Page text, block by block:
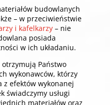
budowlanych
– w przeciwieństwie
i kafelkarzy– nie
posiada
w ich układaniu.
otrzymują Państwo
wykonawców, którzy
z efektów wykonanej
świadczymy usługi
materiałów oraz